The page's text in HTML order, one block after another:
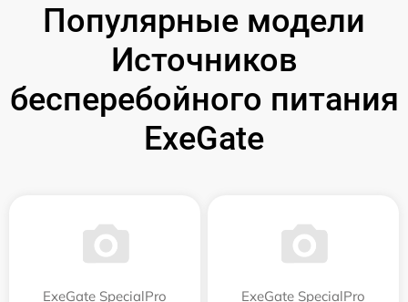
Популярные модели
Источников
бесперебойного питания
ExeGate
ExeGate SpecialPro
ExeGate SpecialPro